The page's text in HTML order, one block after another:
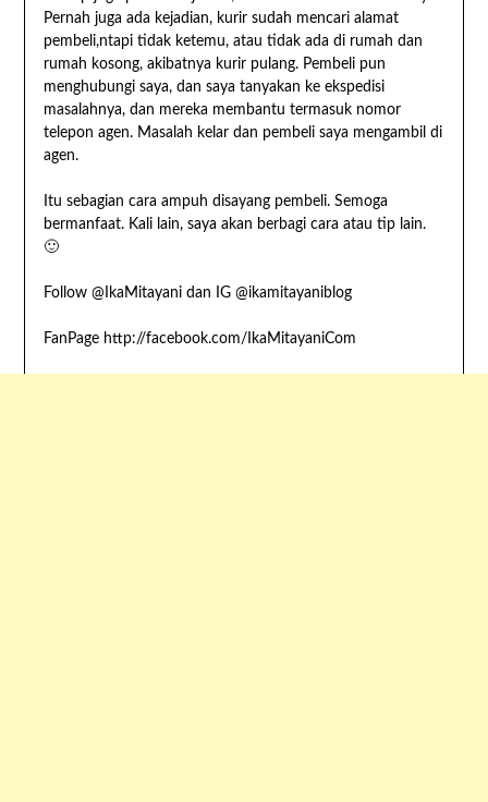
Pernah juga ada kejadian, kurir sudah mencari alamat
pembeli,ntapi tidak ketemu, atau tidak ada di rumah dan
rumah kosong, akibatnya kurir pulang. Pembeli pun
menghubungi saya, dan saya tanyakan ke ekspedisi
masalahnya, dan mereka membantu termasuk nomor
telepon agen. Masalah kelar dan pembeli saya mengambil di
agen.
Itu sebagian cara ampuh disayang pembeli. Semoga
bermanfaat. Kali lain, saya akan berbagi cara atau tip lain.
🙂
Follow @IkaMitayani dan IG @ikamitayaniblog
FanPage http://facebook.com/IkaMitayaniCom